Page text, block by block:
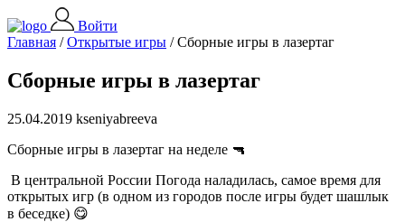
Войти
Главная /Открытые игры /Сборные игры в лазертаг
Сборные игры в лазертаг
25.04.2019 kseniyabreeva
Сборные игры в лазертаг на неделе 🔫
В центральной России Погода наладилась, самое время для
открытых игр (в одном из городов после игры будет шашлык
в беседке) 😋